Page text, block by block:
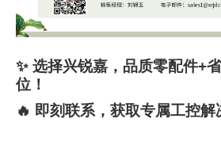
✨ 选择兴锐嘉，品质零配件+
位！
🔥 即刻联系，获取专属工控解